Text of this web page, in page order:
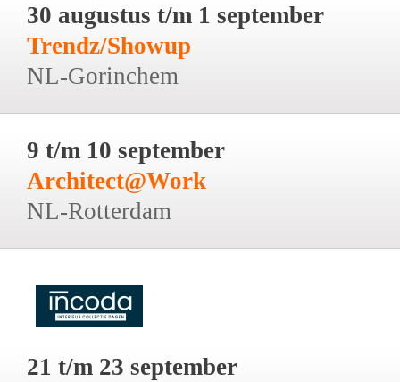
30 augustus t/m 1 september
Trendz/Showup
NL-Gorinchem
9 t/m 10 september
Architect@Work
NL-Rotterdam
21 t/m 23 september